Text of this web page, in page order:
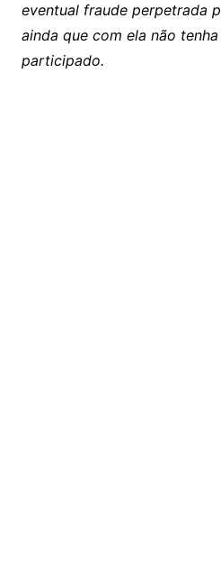
eventual fraude perpetrada
ainda que com ela não
participado.